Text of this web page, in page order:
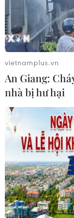
Trình diễn, chế
Tiên: Lan tỏa
01/08/2026 13:12
những thành
dẫn nhất thế giới
31/07/2026 04:03
Hà Nội vào top
thực đường phố
giới
30/07/2026 10:31
vietnamplus.vn
An Giang:
nhà bị hư hại